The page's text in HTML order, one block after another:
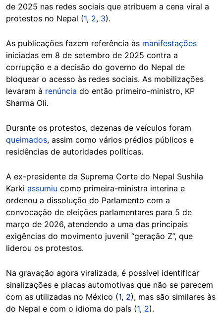
de 2025 nas redes sociais que atribuem a cena viral a
protestos no Nepal (1, 2, 3).
As publicações fazem referência às manifestações
iniciadas em 8 de setembro de 2025 contra a
corrupção e a decisão do governo do Nepal de
bloquear o acesso às redes sociais. As mobilizações
levaram à renúncia do então primeiro-ministro, KP
Sharma Oli.
Durante os protestos, dezenas de veículos foram
queimados, assim como vários prédios públicos e
residências de autoridades políticas.
A ex-presidente da Suprema Corte do Nepal Sushila
Karki assumiu como primeira-ministra interina e
ordenou a dissolução do Parlamento com a
convocação de eleições parlamentares para 5 de
março de 2026, atendendo a uma das principais
exigências do movimento juvenil “geração Z”, que
liderou os protestos.
Na gravação agora viralizada, é possível identificar
sinalizações e placas automotivas que não se parecem
com as utilizadas no México (1, 2), mas são similares às
do Nepal e com o idioma do país (1, 2).